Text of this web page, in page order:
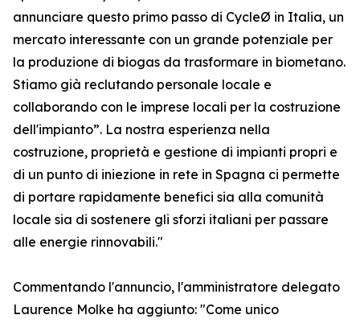
annunciare questo primo passo di CycleØ in Italia, un
mercato interessante con un grande potenziale per
la produzione di biogas da trasformare in biometano.
Stiamo già reclutando personale locale e
collaborando con le imprese locali per la costruzione
dell'impianto”. La nostra esperienza nella
costruzione, proprietà e gestione di impianti propri e
di un punto di iniezione in rete in Spagna ci permette
di portare rapidamente benefici sia alla comunità
locale sia di sostenere gli sforzi italiani per passare
alle energie rinnovabili."
Commentando l'annuncio, l'amministratore delegato
Laurence Molke ha aggiunto: "Come unico